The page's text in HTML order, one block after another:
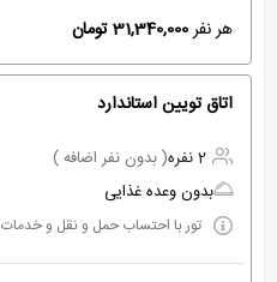
هر نفر31,340,000 تومان
اتاق تویین استاندارد
2 نفره
( بدون نفر اضافه )
بدون وعده غذایی
تور با احتساب حمل و نقل و خدمات